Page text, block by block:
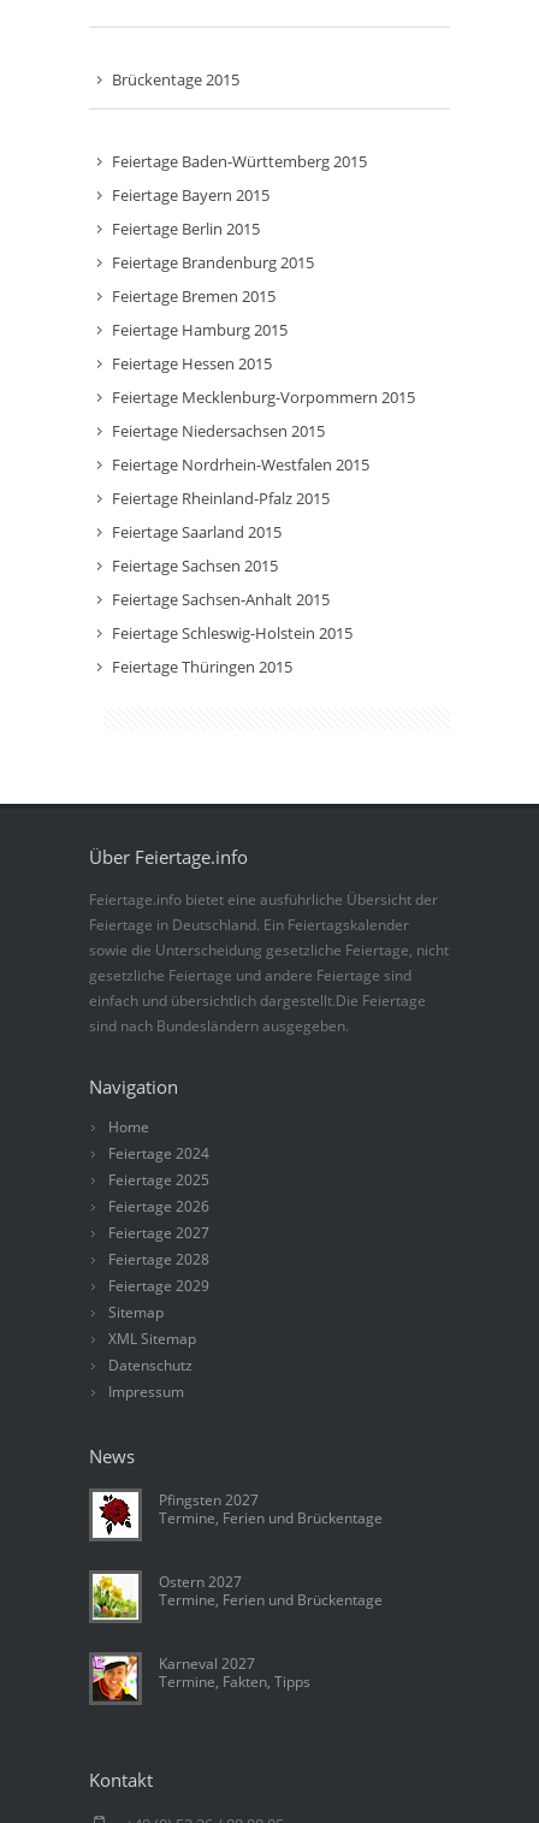
Brückentage 2015
Feiertage Baden-Württemberg 2015
Feiertage Bayern 2015
Feiertage Berlin 2015
Feiertage Brandenburg 2015
Feiertage Bremen 2015
Feiertage Hamburg 2015
Feiertage Hessen 2015
Feiertage Mecklenburg-Vorpommern 2015
Feiertage Niedersachsen 2015
Feiertage Nordrhein-Westfalen 2015
Feiertage Rheinland-Pfalz 2015
Feiertage Saarland 2015
Feiertage Sachsen 2015
Feiertage Sachsen-Anhalt 2015
Feiertage Schleswig-Holstein 2015
Feiertage Thüringen 2015
Über Feiertage.info
Feiertage.info bietet eine ausführliche Übersicht der
Feiertage in Deutschland. Ein Feiertagskalender
sowie die Unterscheidung gesetzliche Feiertage, nicht
gesetzliche Feiertage und andere Feiertage sind
einfach und übersichtlich dargestellt.Die Feiertage
sind nach Bundesländern ausgegeben.
Navigation
Home
Feiertage 2024
Feiertage 2025
Feiertage 2026
Feiertage 2027
Feiertage 2028
Feiertage 2029
Sitemap
XML Sitemap
Datenschutz
Impressum
News
Pfingsten 2027
Termine, Ferien und Brückentage
Ostern 2027
Termine, Ferien und Brückentage
Karneval 2027
Termine, Fakten, Tipps
Kontakt